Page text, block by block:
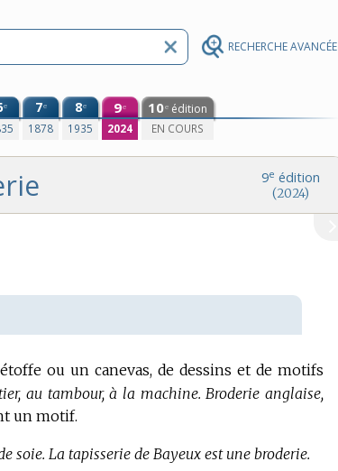
RECHERCHE AVANCÉE
e 7e
1878
8e
1935
9e
2024
10e édition
EN COURS
9e édition
(2024)
ou un canevas, de dessins et de motifs
au tambour, à la machine. Broderie anglaise,
un motif.
soie. La tapisserie de Bayeux est une broderie.